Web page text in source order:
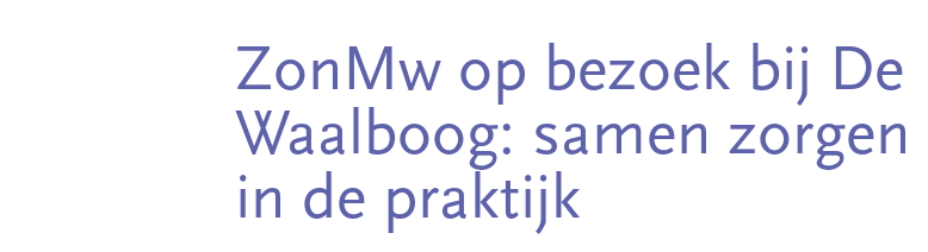
ZonMw op bezoek bij De
Waalboog: samen
in de praktijk